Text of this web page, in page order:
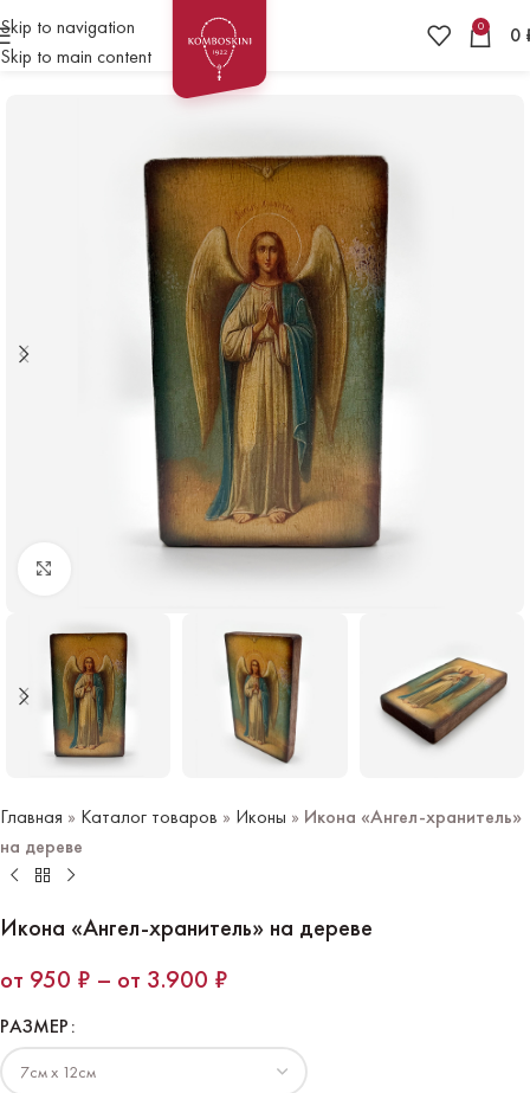
Skip to navigation
Skip to main content
0 0
Нажмите чтобы увеличить
Главная » Каталог товаров » Иконы » Икона «Ангел-хранитель»
на дереве
Икона «Ангел-хранитель» на дереве
950 ₽ – 3.900 ₽
РАЗМЕР